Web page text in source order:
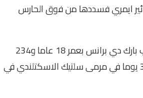
ايمري فسددها من فوق الحارس
وبات زائير ايمري اصغر لاعب يسجل هدفا لسان جرمان في ملعب بارك دي برانس بعمر 18 عاما و234
يوما ماحيا الرقم القياسي السابق لكيليان مبابي (18 عاما و337 يوما في مرمى سلتيك الاسكتلندي في